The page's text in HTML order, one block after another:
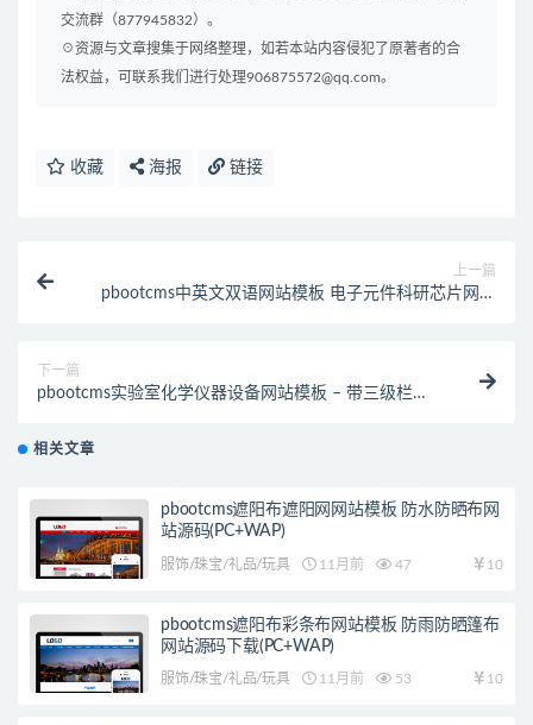
交流群（877945832）。
☉资源与文章搜集于网络整理，如若本站内容侵犯了原著者的合
法权益，可联系我们进行处理906875572@qq.com。
收藏 海报 链接
上一篇
pbootcms中英文双语网站模板 电子元件科研芯片网站
下一篇
pbootcms实验室化学仪器设备网站模板 – 带三级栏目
相关文章
pbootcms遮阳布遮阳网网站模板 防水防晒布网
站源码(PC+WAP)
服饰/珠宝/礼品/玩具 11月前 47 10
pbootcms遮阳布彩条布网站模板 防雨防晒篷布
网站源码下载(PC+WAP)
服饰/珠宝/礼品/玩具 11月前 53 10